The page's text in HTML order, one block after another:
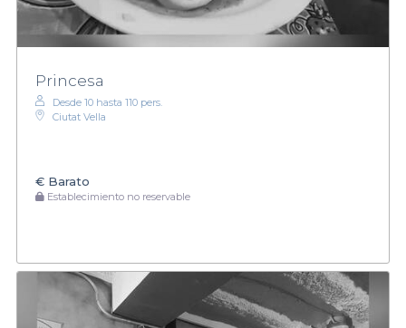
Princesa
Desde 10 hasta 110 pers.
Ciutat Vella
€ Barato
Establecimiento no reservable